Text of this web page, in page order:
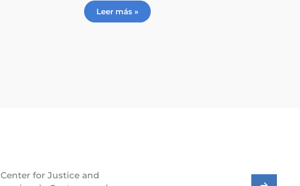
Leer más »
for Justice and